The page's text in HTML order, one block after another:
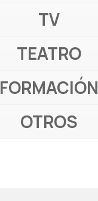
TV
TEATRO
FORMACIÓN
OTROS